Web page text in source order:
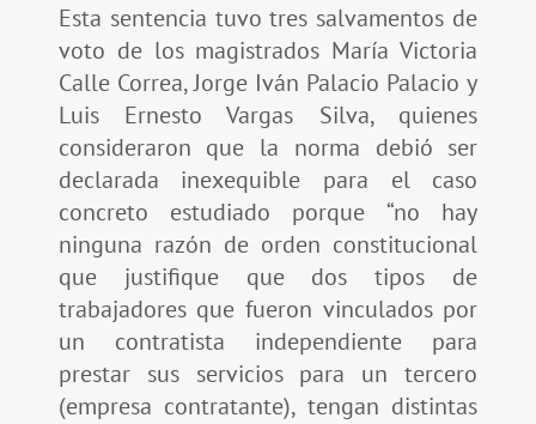
Esta sentencia tuvo tres salvamentos de
voto de los magistrados María Victoria
Calle Correa, Jorge Iván Palacio Palacio y
Luis Ernesto Vargas Silva, quienes
consideraron que la norma debió ser
declarada inexequible para el caso
concreto estudiado porque “no hay
ninguna razón de orden constitucional
que justifique que dos tipos de
trabajadores que fueron vinculados por
un contratista independiente para
prestar sus servicios para un tercero
(empresa contratante), tengan distintas